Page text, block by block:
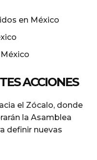
en México
ACCIONES
el Zócalo, donde
la Asamblea
definir nuevas